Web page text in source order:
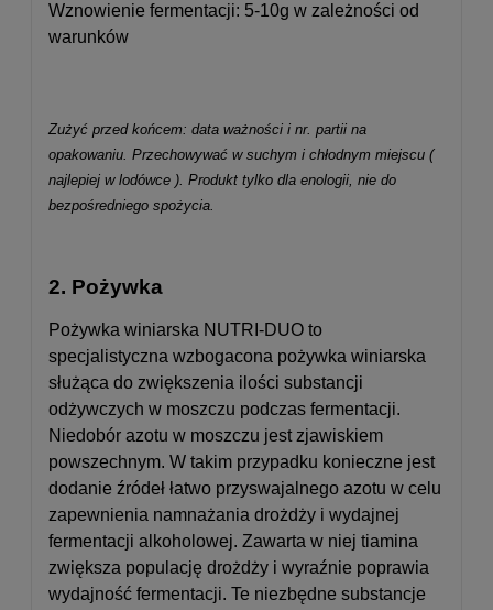
Wznowienie fermentacji: 5-10g w zależności od
warunków
Zużyć przed końcem: data ważności i nr. partii na
opakowaniu. Przechowywać w suchym i chłodnym miejscu (
najlepiej w lodówce ). Produkt tylko dla enologii, nie do
bezpośredniego spożycia.
2. Pożywka
Pożywka winiarska NUTRI-DUO to
specjalistyczna wzbogacona pożywka winiarska
służąca do zwiększenia ilości substancji
odżywczych w moszczu podczas fermentacji.
Niedobór azotu w moszczu jest zjawiskiem
powszechnym. W takim przypadku konieczne jest
dodanie źródeł łatwo przyswajalnego azotu w celu
zapewnienia namnażania drożdży i wydajnej
fermentacji alkoholowej. Zawarta w niej tiamina
zwiększa populację drożdży i wyraźnie poprawia
wydajność fermentacji. Te niezbędne substancje